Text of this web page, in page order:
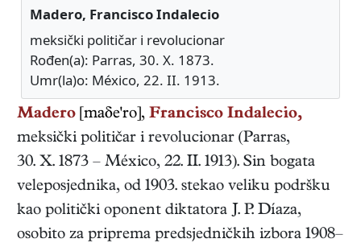
Madero, Francisco Indalecio
meksički političar i revolucionar
Rođen(a): Parras, 30. X. 1873.
Umr(la)o: México, 22. II. 1913.
Madero [maδe'ro], Francisco Indalecio,
meksički političar i revolucionar (Parras,
30. X. 1873 – México, 22. II. 1913). Sin bogata
veleposjednika, od 1903. stekao veliku podršku
kao politički oponent diktatora J. P. Díaza,
osobito za priprema predsjedničkih izbora 1908–